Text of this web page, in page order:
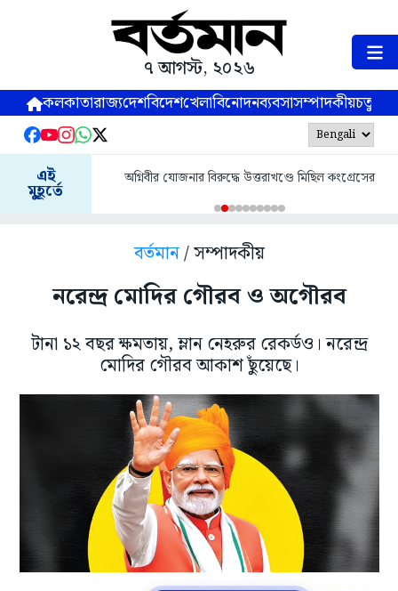
৭ আগস্ট, ২০২৬
কলকাতারাজ্যদেশবিদেশখেলাবিনোদনব্যবসাসম্পাদকীয়
এই
মুহূর্তে
অগ্নিবীর যোজনার বিরুদ্ধে উত্তরাখণ্ডে মিছিল কংগ্রেসের
বর্তমান/ সম্পাদকীয়
নরেন্দ্র মোদির গৌরব ও অগৌরব
টানা ১২ বছর ক্ষমতায়, ম্লান নেহরুর রেকর্ডও। নরেন্দ্র
মোদির গৌরব আকাশ ছুঁয়েছে।